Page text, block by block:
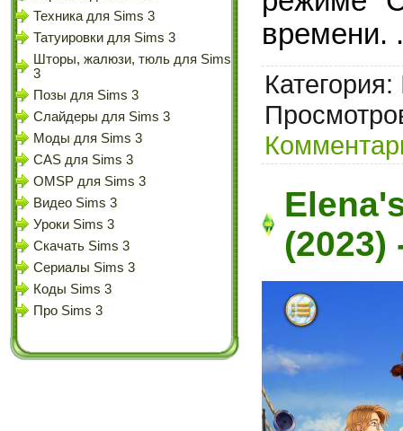
Техника для Sims 3
Татуировки для Sims 3
Шторы, жалюзи, тюль для Sims
3
Позы для Sims 3
Слайдеры для Sims 3
Моды для Sims 3
CAS для Sims 3
OMSP для Sims 3
Видео Sims 3
Уроки Sims 3
Скачать Sims 3
Сериалы Sims 3
Коды Sims 3
Про Sims 3
времени.
Категория:
(2023)